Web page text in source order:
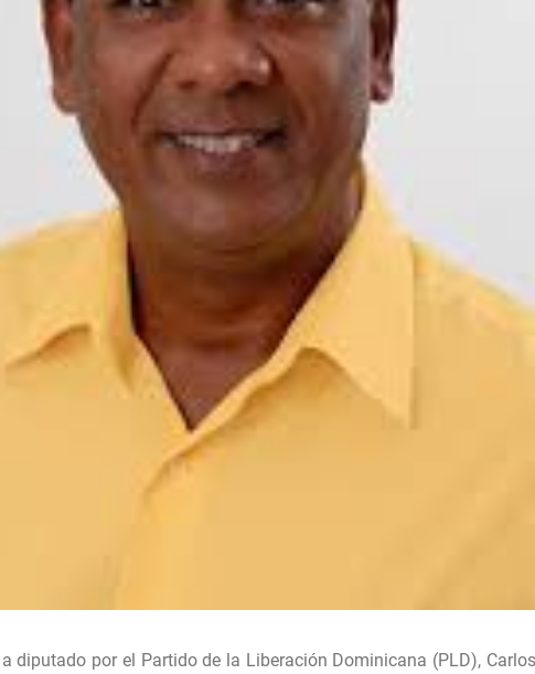
diputado por el Partido de la Liberación Dominicana (PLD),